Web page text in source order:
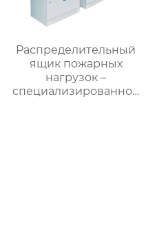
Распределительный
ящик пожарных
нагрузок –
специализированное